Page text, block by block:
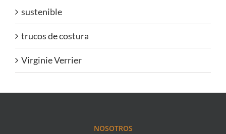
sustenible
trucos de costura
Virginie Verrier
NOSOTROS